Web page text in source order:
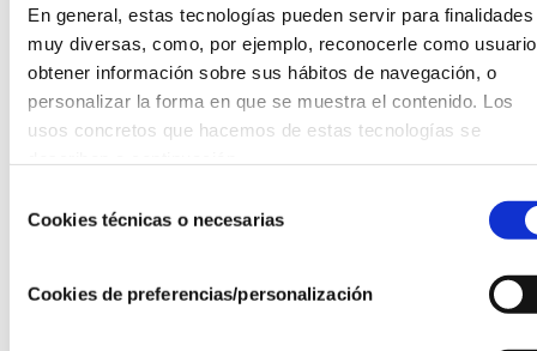
En general, estas tecnologías pueden servir para finalidades
muy diversas, como, por ejemplo, reconocerle como
obtener información sobre sus hábitos de navegación, o
personalizar la forma en que se muestra el contenido. Los
usos concretos que hacemos de estas tecnologías se
deCookies técnicas o necesarias
Cookies de preferencias/personalización
FUNDACIÓN RANDSTAD
un 5,4% y sostiene la inclusión laboral